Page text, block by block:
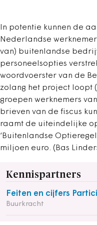
In potentie kunnen de
Nederlandse
van) buitenlandse
personeelsopties
woordvoerster van de
zolang het project loopt
groepen werknemers
brieven van de fiscus
raamt de uiteindelijke
‘Buitenlandse
miljoen euro. (Bas
Kennispartners
Feiten en cijfers
Buurkracht